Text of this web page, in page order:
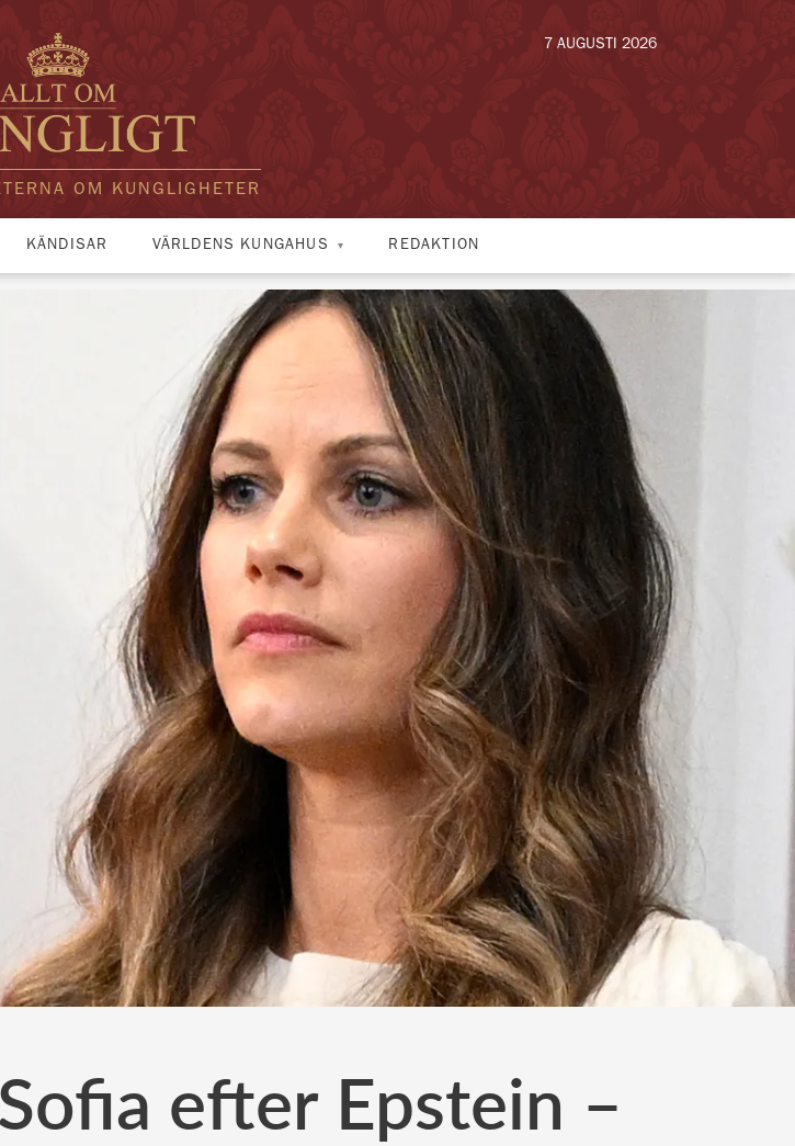
OM KUNGLIGHETER
7 AUGUSTI 2026
KÄNDISAR VÄRLDENS KUNGAHUS REDAKTION
efter Epstein –